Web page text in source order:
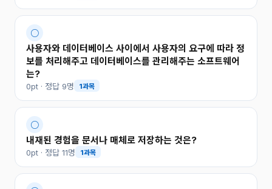
○
사용자와 데이터베이스 사이에서 사용자의 요구에 따라 정
보를 처리해주고 데이터베이스를 관리해주는 소프트웨어
는?
0pt · 정답 9명 1과목
○
내재된 경험을 문서나 매체로 저장하는 것은?
0pt · 정답 11명 1과목